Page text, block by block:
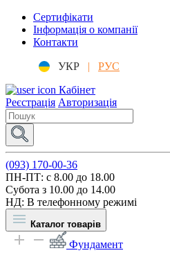
Сертифікати
Інформація о компанії
Контакти
УКР |
РУС
Кабінет
Реєстрація Авторизація
(093) 170-00-36
ПН-ПТ: c 8.00 до 18.00
Субота з 10.00 до 14.00
НД: В телефонному режимі
Каталог товарів
Фундамент